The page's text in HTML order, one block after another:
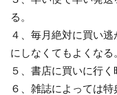
る。
４、毎月絶対に買い
にしなくてもよくなる。
５、書店に買いに行く
６、雑誌によっては特